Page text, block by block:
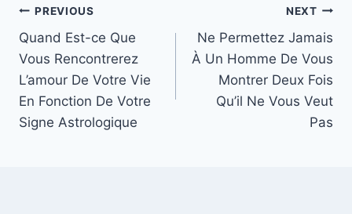
Post
navigation
PREVIOUS
Quand Est-ce Que
Vous Rencontrerez
L’amour De Votre Vie
En Fonction De Votre
Signe Astrologique
NEXT
Ne Permettez Jamais
À Un Homme De Vous
Montrer Deux Fois
Qu’il Ne Vous Veut
Pas